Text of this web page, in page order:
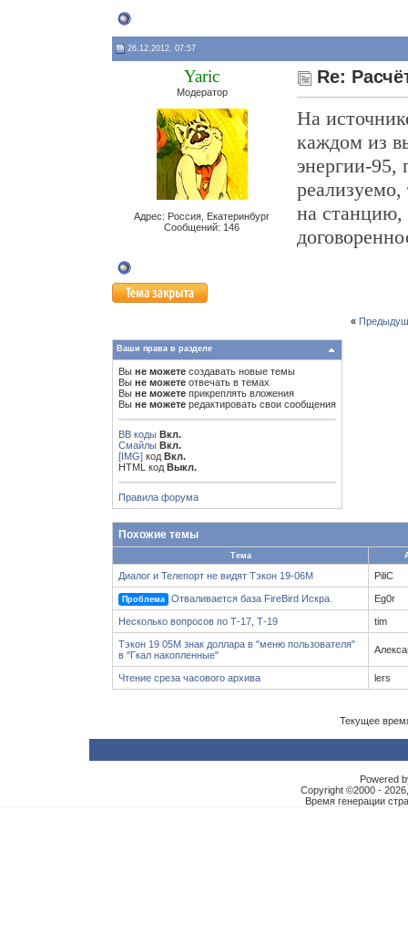
26.12.2012, 07:57
Yaric
Модератор
Адрес: Россия, Екатеринбург
Сообщений: 146
Re:
На
каждом из
энергии-95,
на станцию,
«
Ваши права в разделе
Вы не можете создавать новые темы
Вы не можете отвечать в темах
Вы не можете прикреплять вложения
Вы не можете редактировать свои сообщения
BB коды Вкл.
Смайлы Вкл.
[IMG] код Вкл.
HTML код Выкл.
Правила форума
Похожие темы
Тема
Диалог и Телепорт не видят Тэкон 19-06М PiliC
Проблема Отваливается база FireBird Искра. Eg0r
Несколько вопросов по Т-17, Т-19 tim
Тэкон 19 05М знак доллара в "меню пользователя"
в "Гкал накопленные"
Чтение среза часового архива lers
Текущее
Powered
Copyright ©2000 -
Время генерации